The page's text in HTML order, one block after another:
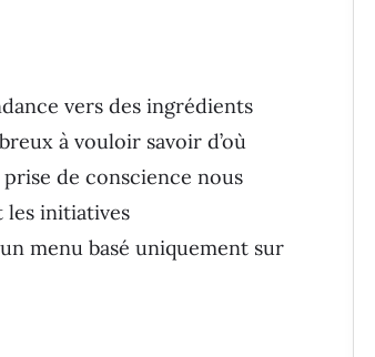
vers des ingrédients
à vouloir savoir d’où
de conscience nous
les initiatives
menu basé uniquement sur